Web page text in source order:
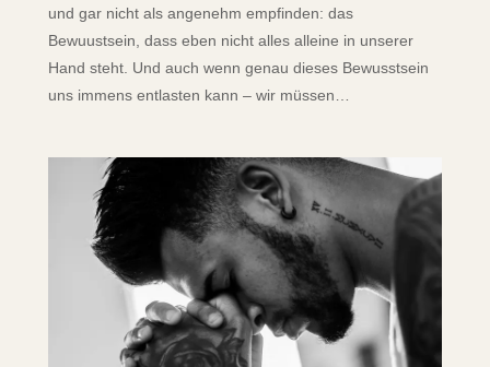
und gar nicht als angenehm empfinden: das
Bewuustsein, dass eben nicht alles alleine in unserer
Hand steht. Und auch wenn genau dieses Bewusstsein
uns immens entlasten kann – wir müssen…